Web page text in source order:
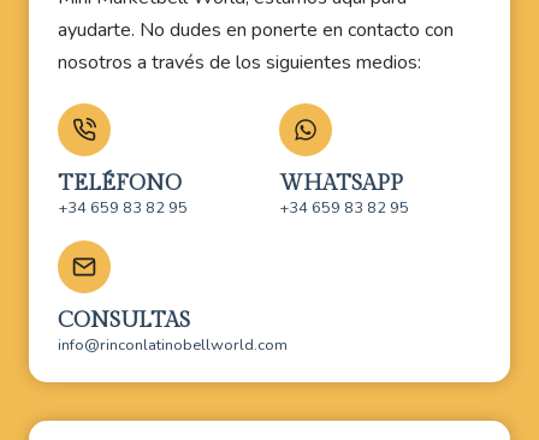
ayudarte. No dudes en ponerte en contacto con
nosotros a través de los siguientes medios:
TELÉFONO
+34 659 83 82 95
WHATSAPP
+34 659 83 82 95
CONSULTAS
info@rinconlatinobellworld.com